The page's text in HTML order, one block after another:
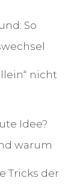
So
nicht
Idee?
warum
Tricks der